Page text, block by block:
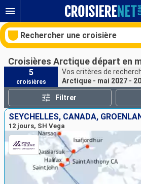
Rechercher une croisière
Nos destinations
Mois de départ
Ports
Rechercher
Croisières Arctique départ en
5
croisières
Vos critères de
Arctique - mai 2027 -
Filtrer
SEYCHELLES, CANADA,
12 jours, SH Vega